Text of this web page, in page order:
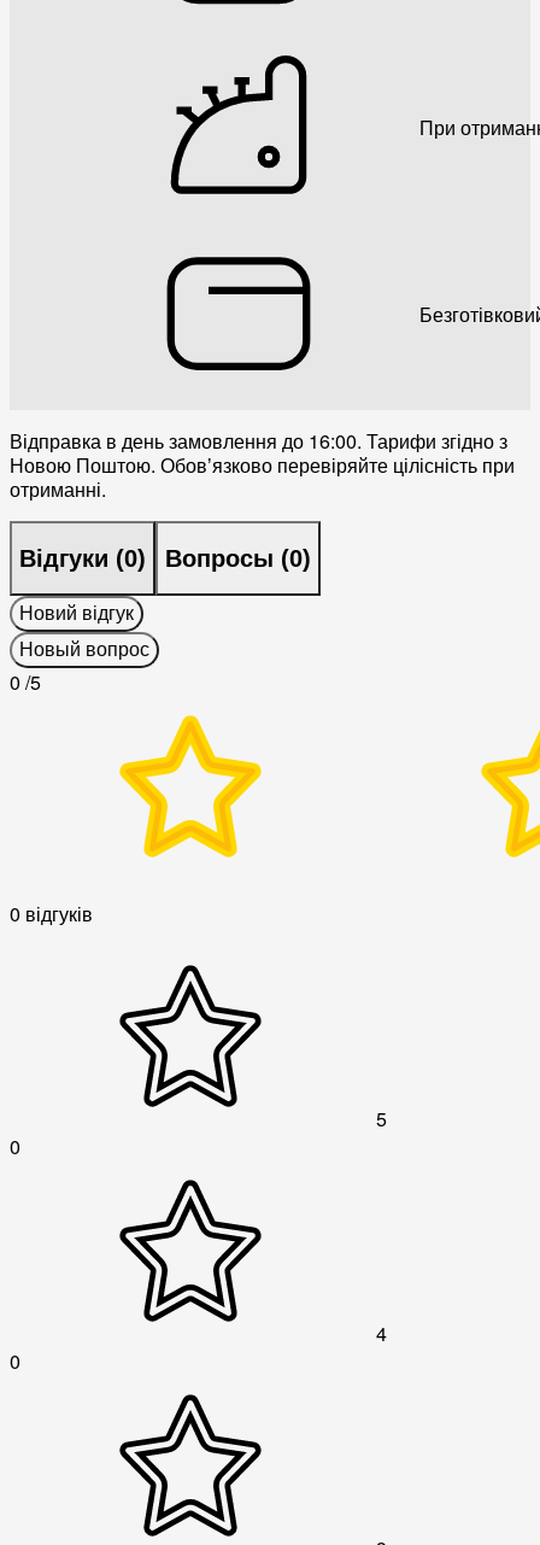
При
Відправка в день замовлення до 16:00. Тарифи згідно з
Новою Поштою. Обовʼязково перевіряйте цілісність при
отриманні.
Відгуки (0) Вопросы (0)
Новий відгук
Новый вопрос
0 /5
0 відгуків
5
0
4
0